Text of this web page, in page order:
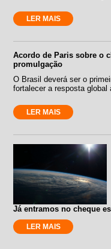
LER MAIS
Acordo de Paris sobre o
promulgação
O Brasil deverá ser o
fortalecer a resposta
LER MAIS
Já entramos no cheque
LER MAIS